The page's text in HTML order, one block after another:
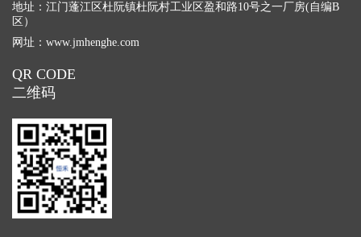
地址：江门蓬江区杜阮镇杜阮村工业区盈和路10号之一厂房(自编B
区）
网址： www.jmhenghe.com
QR CODE
二维码